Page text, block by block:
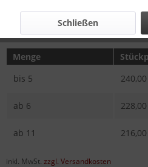
Menge
bis 5
ab 6
ab 11
inkl. MwSt. zzgl. Versandkosten
Schließen